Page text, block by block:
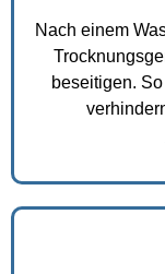
Nach einem
beseitigen.